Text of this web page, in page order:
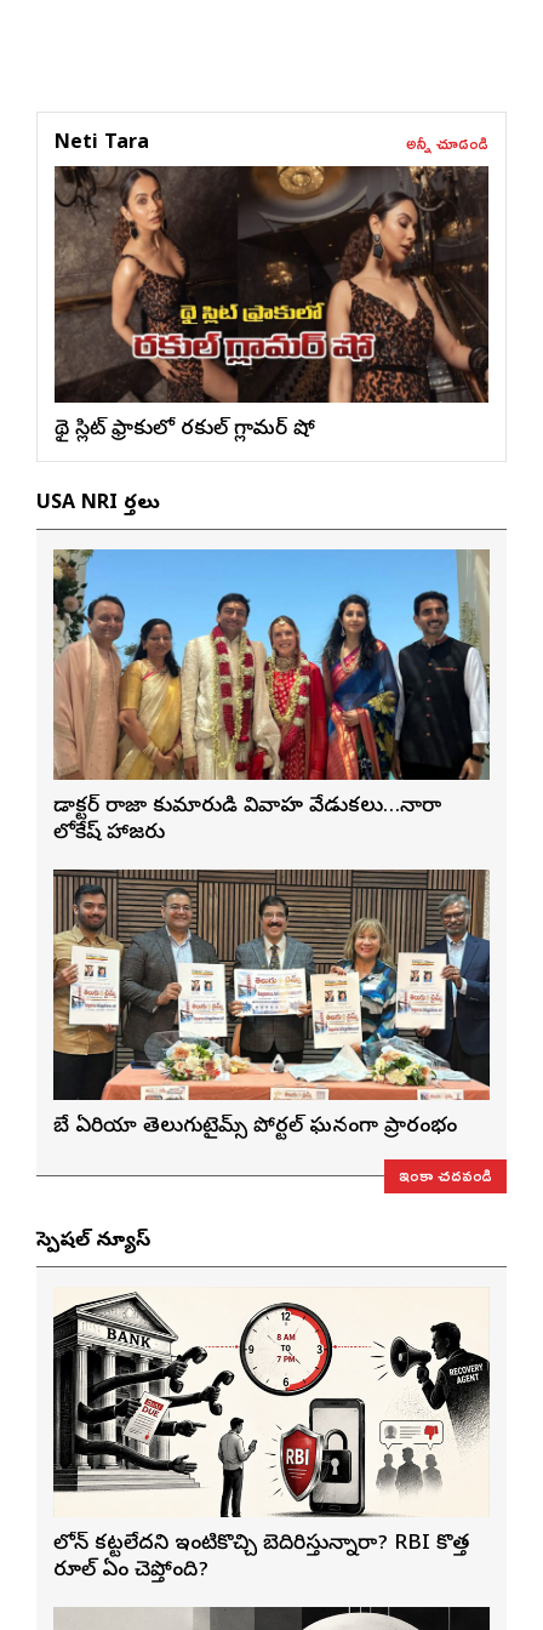
Neti Tara అన్నీ చూడండి
థై స్లిట్ ఫ్రాకులో ర‌కుల్ గ్లామ‌ర్ షో
USA NRI వార్తలు
డాక్టర్ రాజా కుమారుడి వివాహ వేడుకలు…నారా
లోకేష్ హాజరు
బే ఏరియా తెలుగుటైమ్స్ పోర్టల్ ఘనంగా ప్రారంభం
ఇంకా చదవండి
స్పెషల్ న్యూస్
లోన్ కట్టలేదని ఇంటికొచ్చి బెదిరిస్తున్నారా? RBI కొత్త
రూల్ ఏం చెప్తోంది?